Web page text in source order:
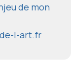
de mon
l-art.fr